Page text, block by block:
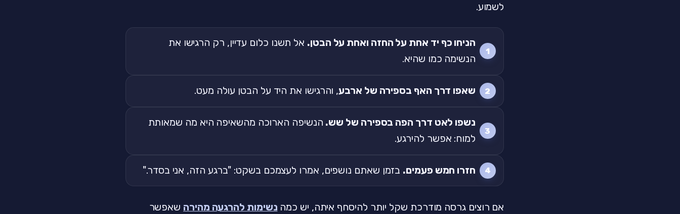
לשמוע.
הניחו כף יד אחת על החזה ואחת על הבטן. אל תשנו כלום עדיין, רק הרגישו את
הנשימה כמו שהיא.
שאפו דרך האף בספירה של ארבע, והרגישו את היד על הבטן עולה מעט.
נשפו לאט דרך הפה בספירה של שש. הנשיפה הארוכה מהשאיפה היא מה שמאותת
למוח: אפשר להירגע.
חזרו חמש פעמים. בזמן שאתם נושפים, אמרו לעצמכם בשקט: "ברגע הזה, אני בסדר."
אם רוצים גרסה מודרכת שקל יותר להיסחף איתה, יש כמה נשימות להרגעה מהירה שאפשר